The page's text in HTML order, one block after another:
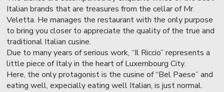
Italian brands that are treasures from the cellar of Mr.
Veletta. He manages the restaurant with the only purpose
to bring you closer to appreciate the quality of the true and
traditional Italian cusine.
Due to many years of serious work, “Il Riccio” represents a
little piece of Italy in the heart of Luxembourg City.
Here, the only protagonist is the cusine of “Bel Paese” and
eating well, expecially eating well Italian, is just normal.